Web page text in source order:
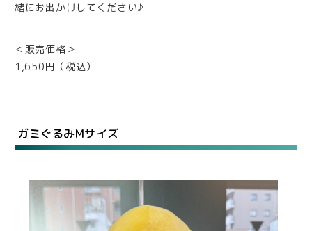
緒にお出かけしてください♪
＜販売価格＞
1,650円（税込）
ガミぐるみMサイズ